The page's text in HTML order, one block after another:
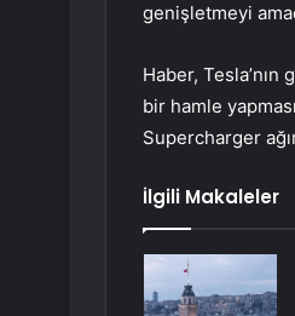
genişletmeyi
Haber, Tesla’nın
bir hamle
Supercharger
İlgili Makaleler